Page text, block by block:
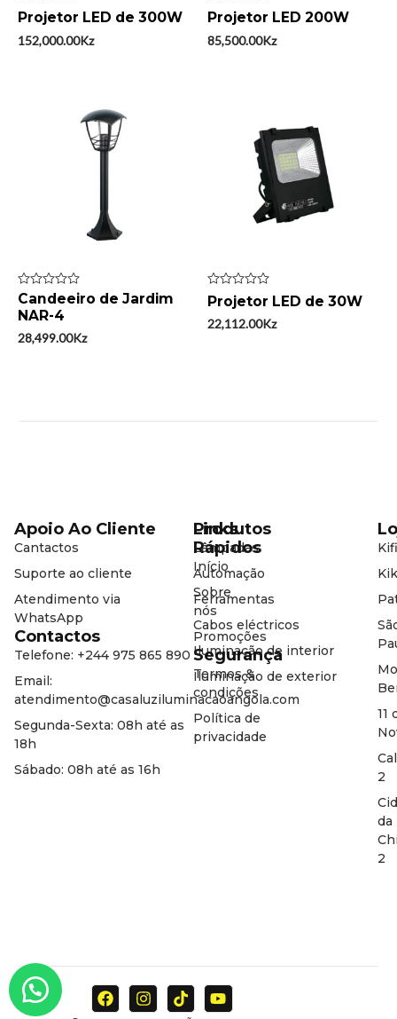
Avaliação
0
de
5
Projetor LED de 300W
152,000.00Kz
Avaliação
0
de
5
Projetor LED 200W
85,500.00Kz
Avaliação
0
de
5
Candeeiro de Jardim
NAR-4
28,499.00Kz
Avaliação
0
de
5
Projetor LED de 30W
22,112.00Kz
11
2
da
2
Produtos
Lâmpadas
Automação
Ferramentas
Cabos eléctricos
Iluminação de interior
Iluminação de exterior
Links
Rápidos
Início
Sobre
nós
Promoções
Segurança
Termos &
condições
Política de
privacidade
Apoio Ao Cliente
Cantactos
Suporte ao cliente
Atendimento via
WhatsApp
Contactos
Telefone: +244 975 865 890
Email:
atendimento@casaluziluminacaoangola.com
Segunda-Sexta: 08h até as
18h
Sábado: 08h até as 16h
F
a
I
n
T
i
Y
o